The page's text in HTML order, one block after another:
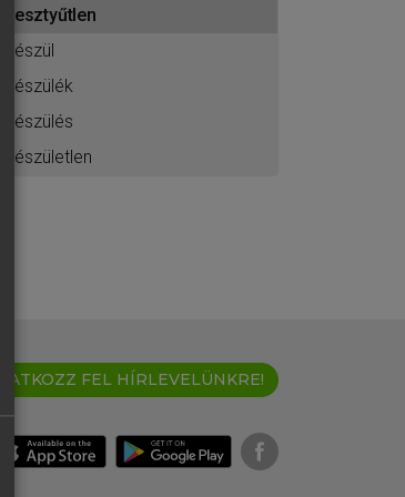
kesztyűtlen
készül
készülék
készülés
készületlen
IRATKOZZ FEL HÍRLEVELÜNKRE!